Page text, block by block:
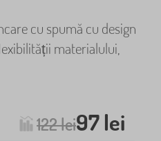
cu spumă cu design
materialului,
122 lei97 lei